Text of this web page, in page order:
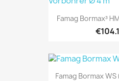
Famag Bormax³
Famag Bormax WS